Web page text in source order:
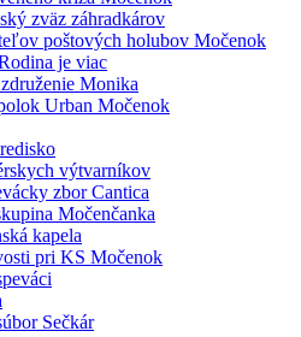
zväz záhradkárov
poštových holubov Močenok
je viac
Monika
Urban Močenok
výtvarníkov
zbor Cantica
Močenčanka
kapela
pri KS Močenok
Sečkár